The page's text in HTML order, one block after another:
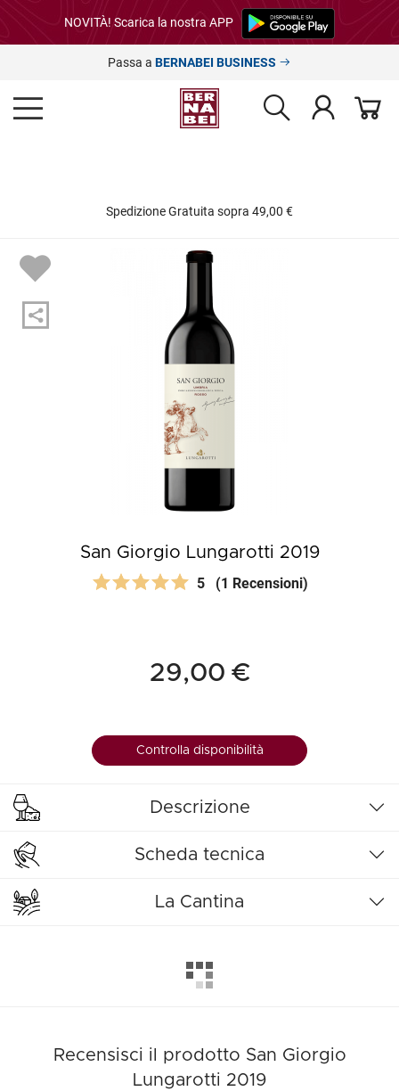
NOVITÀ! Scarica la nostra APP
Passa a BERNABEI BUSINESS
Spedizione Gratuita sopra 49,00 €
San Giorgio Lungarotti 2019
5 (1 Recensioni)
29,00 €
Controlla disponibilità
Descrizione
Scheda tecnica
La Cantina
Recensisci il prodotto San Giorgio
Lungarotti 2019